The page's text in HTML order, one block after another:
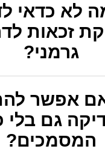
לא כדאי
זכאות
גרמני?
אפשר
גם בלי
המסמכים?